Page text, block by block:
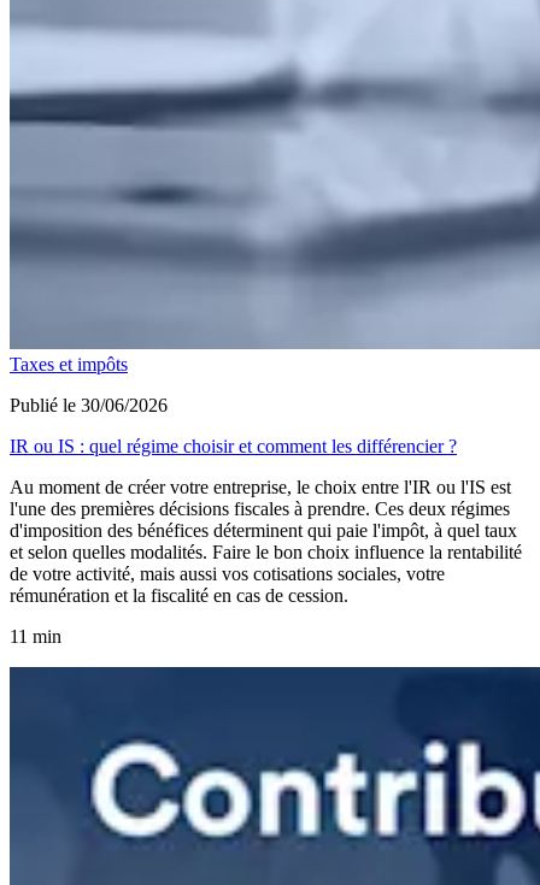
Taxes et impôts
Publié le 30/06/2026
IR ou IS : quel régime choisir et comment les différencier ?
Au moment de créer votre entreprise, le choix entre l'IR ou l'IS est
l'une des premières décisions fiscales à prendre. Ces deux régimes
d'imposition des bénéfices déterminent qui paie l'impôt, à quel taux
et selon quelles modalités. Faire le bon choix influence la rentabilité
de votre activité, mais aussi vos cotisations sociales, votre
rémunération et la fiscalité en cas de cession.
11 min